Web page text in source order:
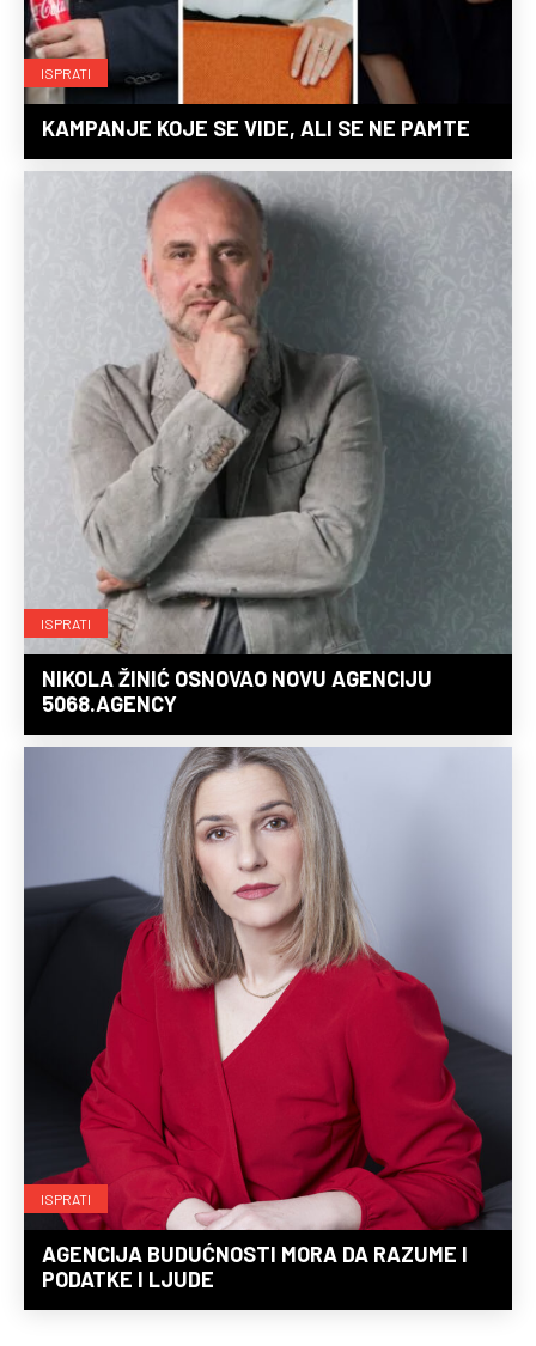
ISPRATI
KAMPANJE KOJE SE VIDE, ALI SE NE PAMTE
ISPRATI
NIKOLA ŽINIĆ OSNOVAO NOVU AGENCIJU
5068.AGENCY
ISPRATI
AGENCIJA BUDUĆNOSTI MORA DA RAZUME I
PODATKE I LJUDE